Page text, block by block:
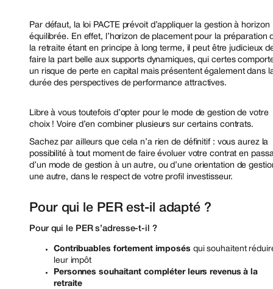
Par défaut, la loi PACTE prévoit d’appliquer la gestion à horizon
équilibrée. En effet, l’horizon de placement pour la préparation
la retraite étant en principe à long terme, il peut être judicieux
faire la part belle aux supports dynamiques, qui certes
un risque de perte en capital mais présentent également dans
durée des perspectives de performance attractives.
Libre à vous toutefois d’opter pour le mode de gestion de votre
choix ! Voire d’en combiner plusieurs sur certains contrats.
Sachez par ailleurs que cela n’a rien de définitif : vous aurez la
possibilité à tout moment de faire évoluer votre contrat en
d’un mode de gestion à un autre, ou d’une orientation de
une autre, dans le respect de votre profil investisseur.
Pour qui le PER est-il adapté ?
Pour qui le PER s’adresse-t-il ?
Contribuables fortement imposés qui souhaitent
leur impôt
Personnes souhaitant compléter leurs revenus à la
retraite